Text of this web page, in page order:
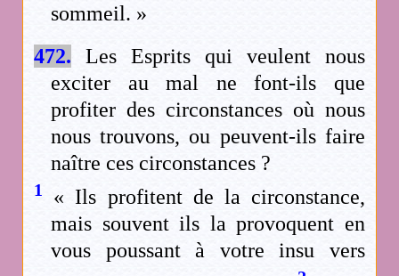
sommeil. »
472. Les Esprits qui veulent nous
exciter au mal ne font-ils que
profiter des circonstances où nous
nous trouvons, ou peuvent-ils faire
naître ces circonstances ?
1
« Ils profitent de la circonstance,
mais souvent ils la provoquent en
vous poussant à votre insu vers